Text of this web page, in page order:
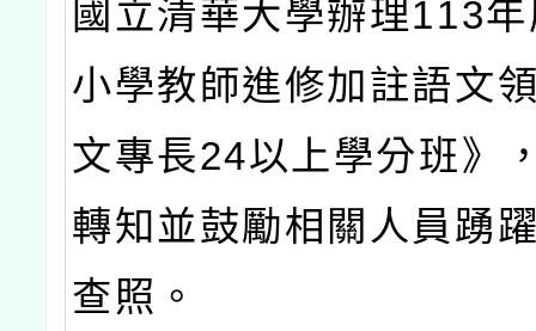
國立清華大學辦理113
小學教師進修加註語文
文專長24以上學分班》
轉知並鼓勵相關人員踴
查照。